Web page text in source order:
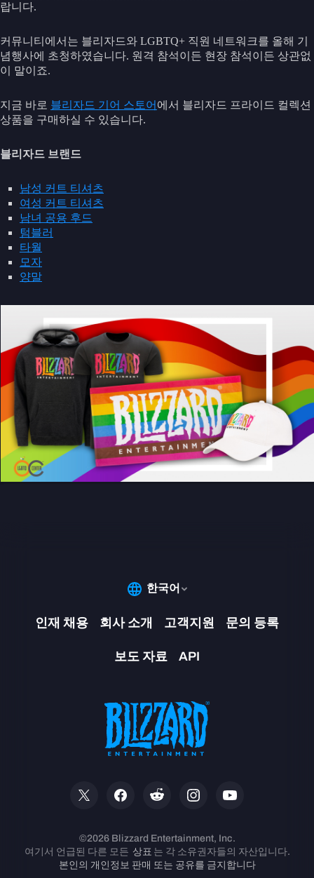
랍니다.
커뮤니티에서는 블리자드와 LGBTQ+ 직원 네트워크를 올해 기
념행사에 초청하였습니다. 원격 참석이든 현장 참석이든 상관없
이 말이죠.
지금 바로 블리자드 기어 스토어 에서 블리자드 프라이드 컬렉션
상품을 구매하실 수 있습니다.
블리자드 브랜드
남성 커트 티셔츠
여성 커트 티셔츠
남녀 공용 후드
텀블러
타월
모자
양말